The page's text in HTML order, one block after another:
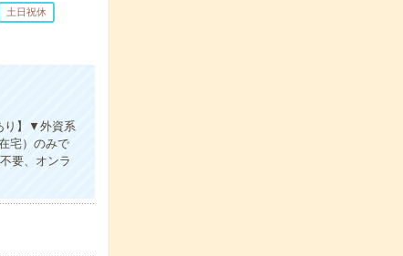
土日祝休
り】▼外資系
宅）のみで
要、オンラ